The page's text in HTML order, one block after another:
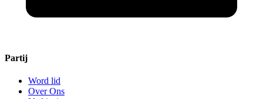
Partij
Word lid
Over Ons